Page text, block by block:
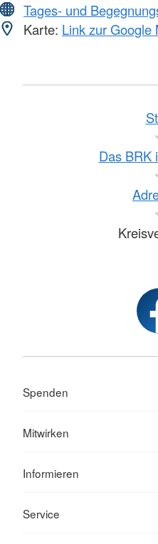
Tages- und
Karte: Link zur Google
Das BRK
Spenden
Mitwirken
Informieren
Service